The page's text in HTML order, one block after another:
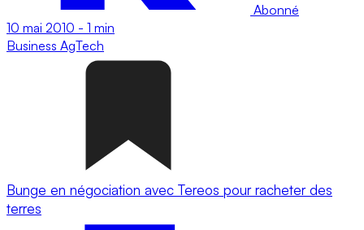
Abonné
10 mai 2010 - 1 min
Business AgTech
Bunge en négociation avec Tereos pour racheter des
terres